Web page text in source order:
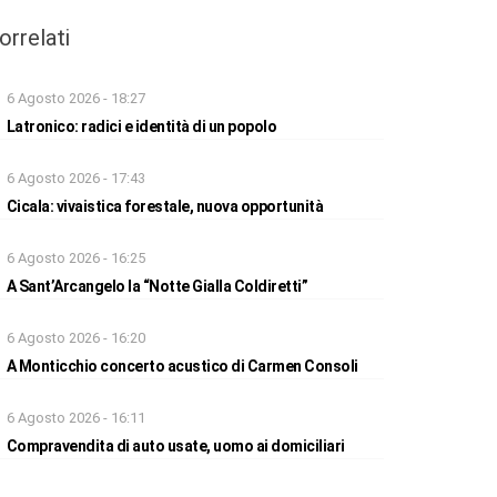
6 Agosto 2026 - 18:27
Latronico: radici e identità di un popolo
6 Agosto 2026 - 17:43
Cicala: vivaistica forestale, nuova opportunità
6 Agosto 2026 - 16:25
A Sant’Arcangelo la “Notte Gialla Coldiretti”
6 Agosto 2026 - 16:20
A Monticchio concerto acustico di Carmen Consoli
6 Agosto 2026 - 16:11
Compravendita di auto usate, uomo ai domiciliari